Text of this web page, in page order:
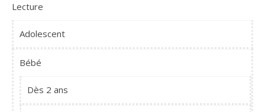
Lecture
Adolescent
Bébé
Dès 2 ans